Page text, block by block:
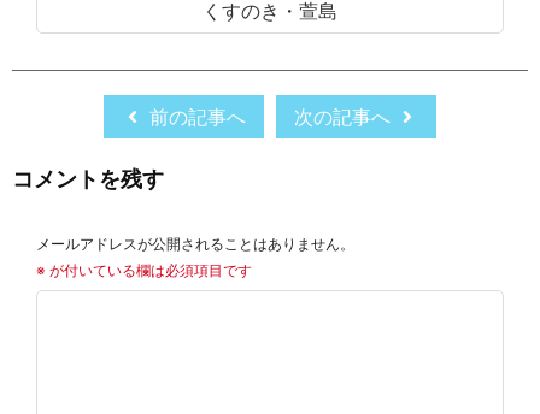
くすのき・萱島
前の記事へ 次の記事へ
コメントを残す
メールアドレスが公開されることはありません。
※ が付いている欄は必須項目です